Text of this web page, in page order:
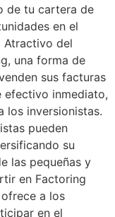
de tu cartera de
en el
del
una forma de
sus facturas
efectivo inmediato,
los inversionistas.
pueden
su
las pequeñas y
en Factoring
a los
en el